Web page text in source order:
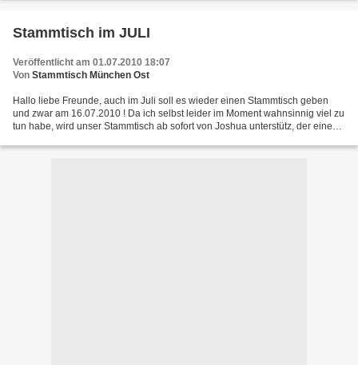
Stammtisch im JULI
Veröffentlicht am 01.07.2010 18:07
Von Stammtisch München Ost
Hallo liebe Freunde, auch im Juli soll es wieder einen Stammtisch geben
und zwar am 16.07.2010 ! Da ich selbst leider im Moment wahnsinnig viel zu
tun habe, wird unser Stammtisch ab sofort von Joshua unterstütz, der eine